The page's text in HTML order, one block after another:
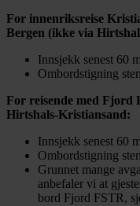
For innenriksreise
Bergen (ikke via
Innsjekk senest 60
Ombordstigning
For reisende med Fjord
Hirtshals-Kristiansand:
Innsjekk senest 60
Ombordstigning
Grunnet mange
anbefaler vi at
bord Fjord FSTR,